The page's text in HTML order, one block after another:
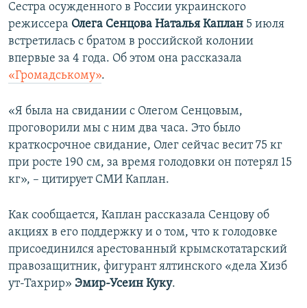
Сестра осужденного в России украинского
режиссера Олега Сенцова Наталья Каплан 5 июля
встретилась с братом в российской колонии
впервые за 4 года. Об этом она рассказала
«Громадському».
«Я была на свидании с Олегом Сенцовым,
проговорили мы с ним два часа. Это было
краткосрочное свидание, Олег сейчас весит 75 кг
при росте 190 см, за время голодовки он потерял 15
кг», – цитирует СМИ Каплан.
Как сообщается, Каплан рассказала Сенцову об
акциях в его поддержку и о том, что к голодовке
присоединился арестованный крымскотатарский
правозащитник, фигурант ялтинского «дела Хизб
ут-Тахрир» Эмир-Усеин Куку.